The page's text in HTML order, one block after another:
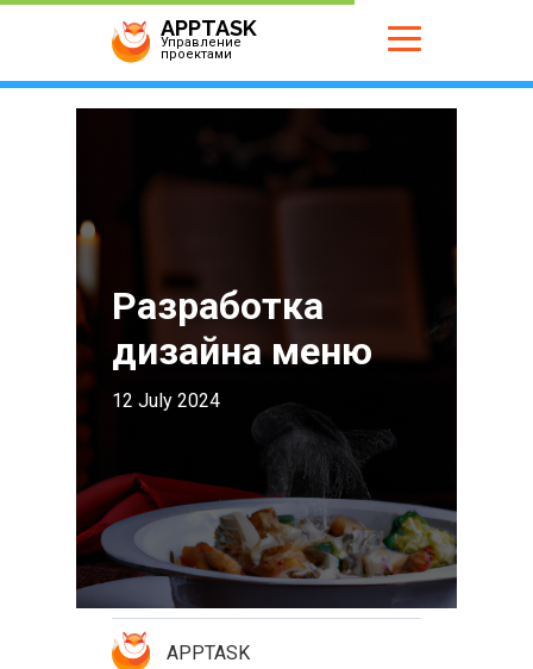
APPTASK
Управление
проектами
Разработка
дизайна меню
12 July 2024
APPTASK